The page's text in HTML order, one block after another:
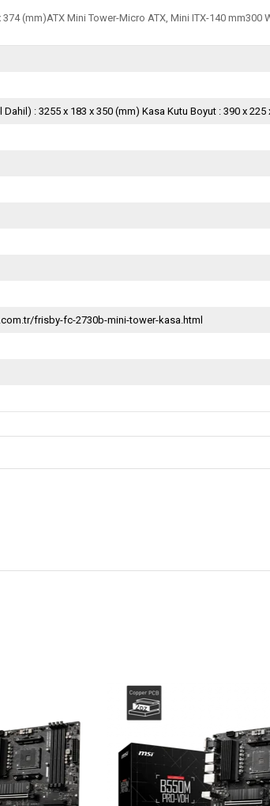
374 (mm)ATX Mini Tower-Micro ATX, Mini ITX-140
Dahil) : 3255 x 183 x 350 (mm) Kasa Kutu Boyut : 390 x 225
frisby-fc-2730b-mini-tower-kasa.html